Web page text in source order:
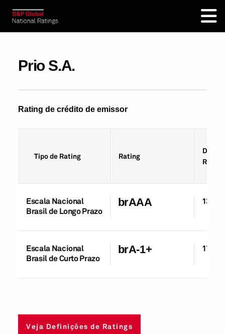
Prio S.A.
Rating de crédito de emissor
Tipo de Rating Rating
Data
Rating
Escala Nacional
Brasil de Longo Prazo
brAAA 13-
Escala Nacional
Brasil de Curto Prazo
brA-1+ 17-
Veja Definições de Ratings